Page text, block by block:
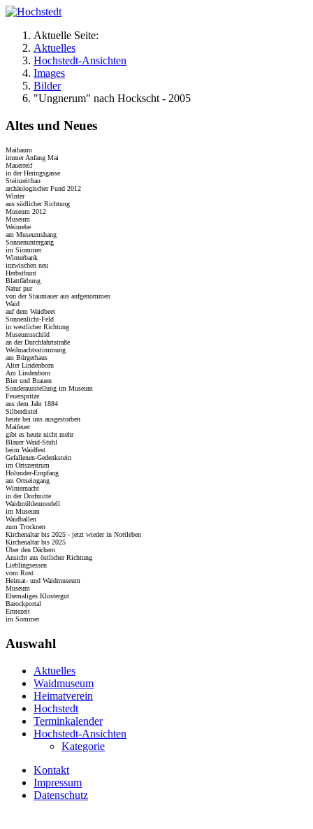
Aktuelle Seite:
Aktuelles
Hochstedt-Ansichten
Images
Bilder
"Ungnerum" nach Hockscht - 2005
Altes und Neues
Maibaum
immer Anfang Mai
Mauerreif
in der Heringsgasse
Steinzeitfrau
archäologischer Fund 2012
Winter
aus südlicher Richtung
Museum 2012
Museum
Weinrebe
am Museumshang
Sonnenuntergang
im Siommer
Winterbank
inzwischen neu
Herbstbunt
Blattfärbung
Natur pur
von der Staumauer aus aufgenommen
Waid
auf dem Waidbeet
Sonnenlicht-Feld
in westlicher Richtung
Museumsschild
an der Durchfahrtstraße
Weihnachtsstimmung
am Bürgerhaus
Alter Lindenborn
Am Lindenborn
Bier und Brauen
Sonderausstellung im Museum
Feuerspritze
aus dem Jahr 1884
Silberdistel
heute bei uns ausgestorben
Maifeuer
gibt es heute nicht mehr
Blauer Waid-Stuhl
beim Waidfest
Gefallenen-Gedenkstein
im Ortszentrum
Holunder-Empfang
am Ortseingang
Winternacht
in der Dorfmitte
Waidmühlenmodell
im Museum
Waidballen
zum Trocknen
Kirchenaltar bis 2025 - jetzt wieder in Nottleben
Kirchenaltar bis 2025
Über den Dächern
Ansicht aus östlicher Richtung
Lieblingsessen
vom Rost
Heimat- und Waidmuseum
Museum
Ehemaliges Klostergut
Barockportal
Erntezeit
im Sommer
Auswahl
Aktuelles
Waidmuseum
Heimatverein
Hochstedt
Terminkalender
Hochstedt-Ansichten
Kategorie
Kontakt
Impressum
Datenschutz